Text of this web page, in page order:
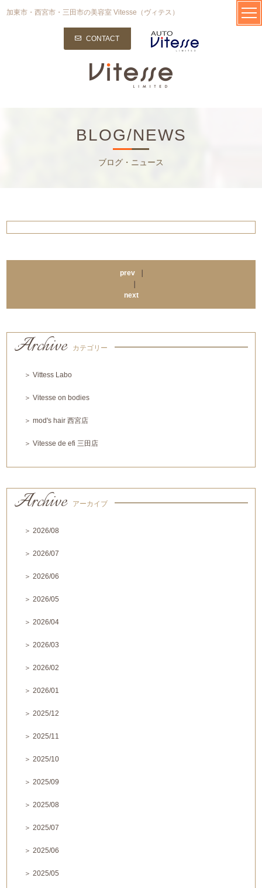
加東市・西宮市・三田市の美容室 Vitesse（ヴィテス）
CONTACT
BLOG/NEWS
ブログ・ニュース
prev
next
Archive カテゴリー
＞ Vittess Labo
＞ Vitesse on bodies
＞ mod's hair 西宮店
＞ Vitesse de efi 三田店
Archive アーカイブ
＞ 2026/08
＞ 2026/07
＞ 2026/06
＞ 2026/05
＞ 2026/04
＞ 2026/03
＞ 2026/02
＞ 2026/01
＞ 2025/12
＞ 2025/11
＞ 2025/10
＞ 2025/09
＞ 2025/08
＞ 2025/07
＞ 2025/06
＞ 2025/05